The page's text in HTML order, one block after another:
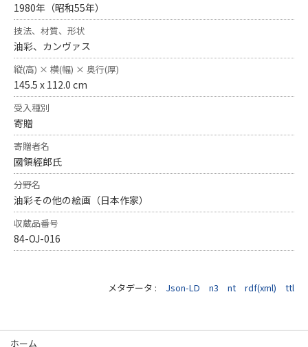
1980年（昭和55年）
技法、材質、形状
油彩、カンヴァス
縦(高) × 横(幅) × 奥行(厚)
145.5 x 112.0 cm
受入種別
寄贈
寄贈者名
國領經郎氏
分野名
油彩その他の絵画（日本作家）
収蔵品番号
84-OJ-016
メタデータ : Json-LD n3 nt rdf(xml) ttl
ホーム